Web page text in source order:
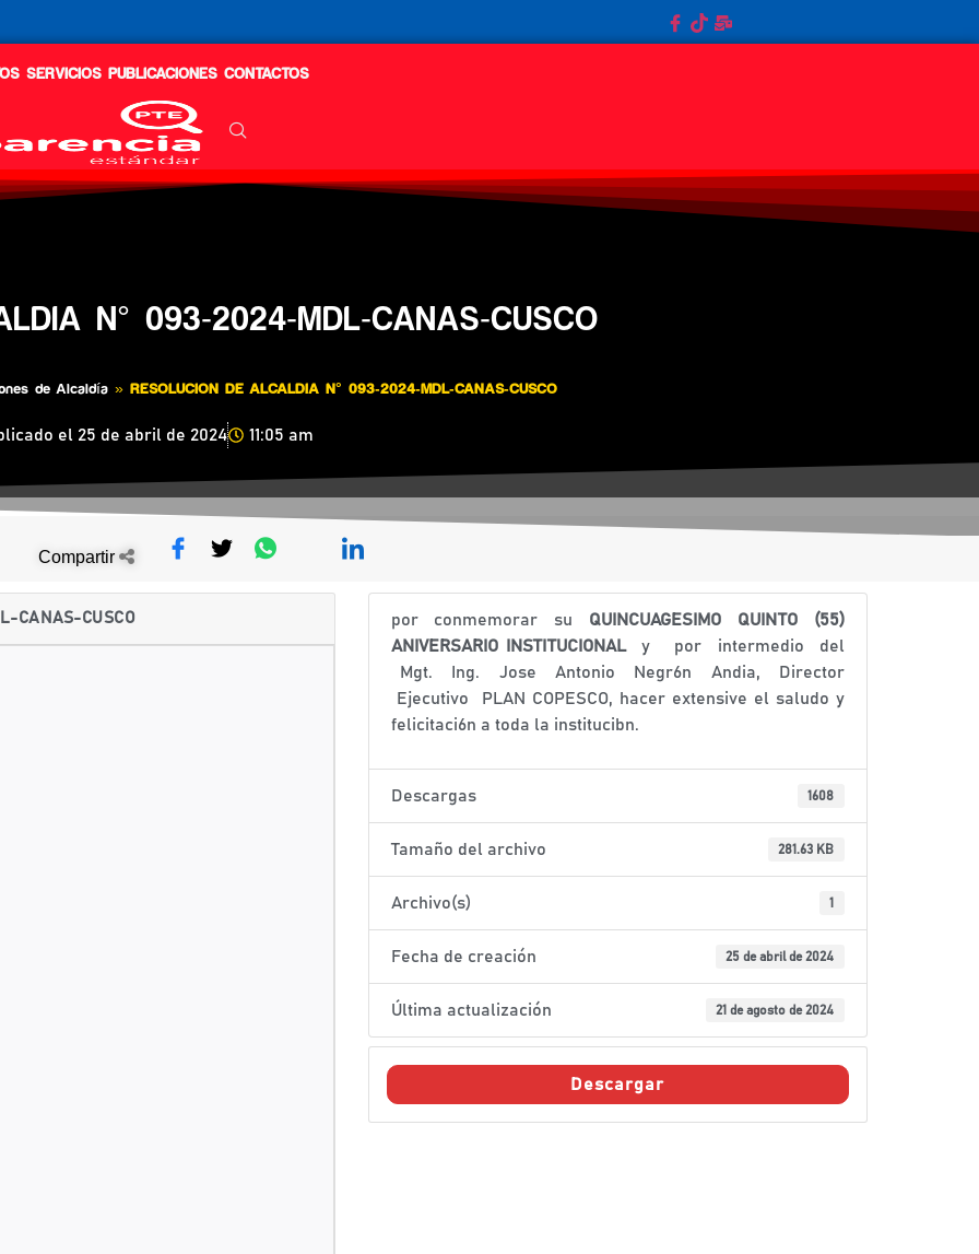
SERVICIOS PUBLICACIONES CONTACTOS
N° 093-2024-MDL-CANAS-CUSCO
de Alcaldía» RESOLUCION DE ALCALDIA N° 093-2024-MDL-CANAS-CUSCO
el 25 de abril de 2024 11:05 am
Compartir
CANAS-CUSCO por conmemorar su QUINCUAGESIMO QUINTO (55)
ANIVERSARIO
INSTITUCIONALy por intermedio del
Mgt. Ing. Jose Antonio Negr6n Andia, Director
Ejecutivo PLAN COPESCO, hacer extensive el saludo y
felicitaci6n a toda la institucibn.
Descargas 1608
Tamaño del archivo 281.63 KB
Archivo(s) 1
Fecha de creación 25 de abril de 2024
Última actualización 21 de agosto de 2024
Descargar